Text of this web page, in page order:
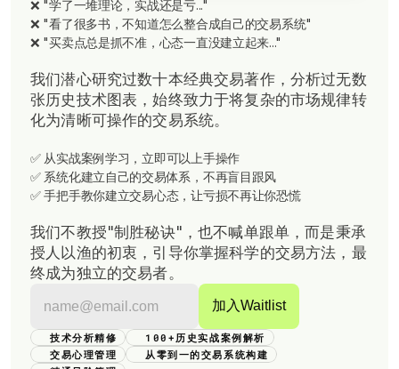
❌ "学了一堆理论，实战还是亏..."
❌ "看了很多书，不知道怎么整合成自己的交易系统"
❌ "买卖点总是抓不准，心态一直没建立起来..."
我们潜心研究过数十本经典交易著作，分析过无数
张历史技术图表，始终致力于将复杂的市场规律转
化为清晰可操作的交易系统。
✅ 从实战案例学习，立即可以上手操作
✅ 系统化建立自己的交易体系，不再盲目跟风
✅ 手把手教你建立交易心态，让亏损不再让你恐慌
我们不教授"制胜秘诀"，也不喊单跟单，而是秉承
授人以渔的初衷，引导你掌握科学的交易方法，最
终成为独立的交易者。
技术分析精修
100+历史实战案例解析
交易心理管理
从零到一的交易系统构建